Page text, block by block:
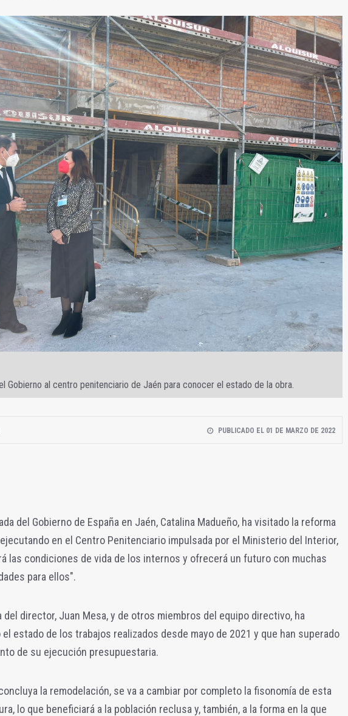
Gobierno al centro penitenciario de Jaén para conocer el estado de la obra.
PUBLICADO EL 01 DE MARZO DE 2022
del Gobierno de España en Jaén, Catalina Madueño, ha visitado la reforma
en el Centro Penitenciario impulsada por el Ministerio del Interior,
las condiciones de vida de los internos y ofrecerá un futuro con muchas
para ellos".
del director, Juan Mesa, y de otros miembros del equipo directivo, ha
el estado de los trabajos realizados desde mayo de 2021 y que han superado
de su ejecución presupuestaria.
la remodelación, se va a cambiar por completo la fisonomía de esta
lo que beneficiará a la población reclusa y, también, a la forma en la que